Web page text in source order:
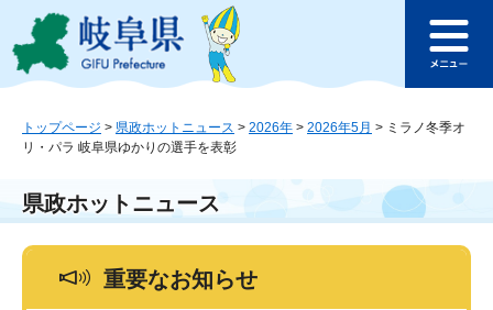
ジ
ュ
このページの本文へ
ュ
トップページ > 県政ホットニュース > 2026年 > 2026年5月 > ミラノ冬季オ
リ・パラ 岐阜県ゆかりの選手を表彰
県政ホットニュース
重要なお知らせ